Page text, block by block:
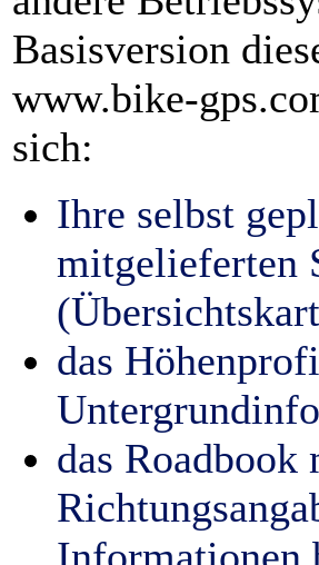
Basisversion
www.bike-
sich:
Ihre selbst
mitgelieferten
das
das